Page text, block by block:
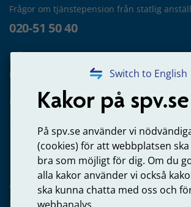
Switch to English
Kakor på spv.se
På spv.se använder vi
(cookies) för att webbplatsen
bra som möjligt för dig. Om du
alla kakor använder vi också
ska kunna chatta med oss och
Frågor om tjänstepension från statlig
020-51 50 40
Frågor om utbetalning
020-65 00 65
Kontakta oss
Arbetsgivare
Frågor om administration av tjänstepension